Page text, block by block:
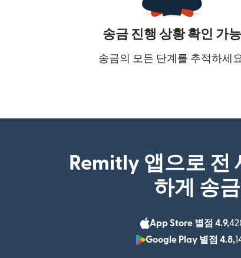
송금 진행 상황 확인 가능
송금의 모든 단계를 추적하세
Remitly 앱으로 전
하게 송
App Store 별점 4.9,
Google Play 별점 4.8,